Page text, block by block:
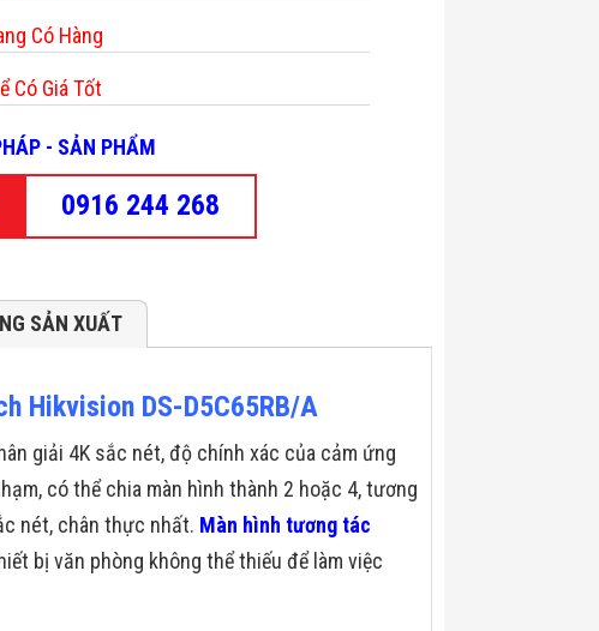
Có Hàng
Có Giá Tốt
- SẢN PHẨM
0916 244 268
SẢN XUẤT
Hikvision DS-D5C65RB/A
giải 4K sắc nét, độ chính xác của cảm ứng
có thể chia màn hình thành 2 hoặc 4, tương
nét, chân thực nhất. Màn hình tương tác
bị văn phòng không thể thiếu để làm việc